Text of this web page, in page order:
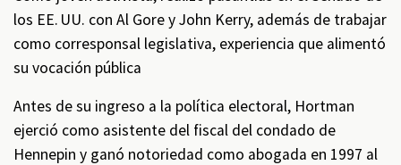
los EE. UU. con Al Gore y John Kerry, además de trabajar
como corresponsal legislativa, experiencia que alimentó
su vocación pública
Antes de su ingreso a la política electoral, Hortman
ejerció como asistente del fiscal del condado de
Hennepin y ganó notoriedad como abogada en 1997 al